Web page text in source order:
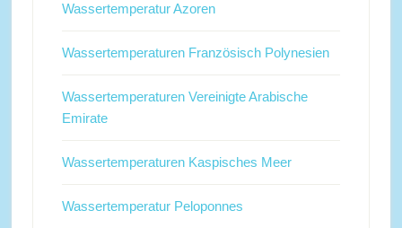
Wassertemperatur Azoren
Wassertemperaturen Französisch Polynesien
Wassertemperaturen Vereinigte Arabische
Emirate
Wassertemperaturen Kaspisches Meer
Wassertemperatur Peloponnes